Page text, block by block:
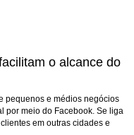
o alcance do
pequenos e médios negócios
por meio do Facebook. Se liga
em outras cidades e